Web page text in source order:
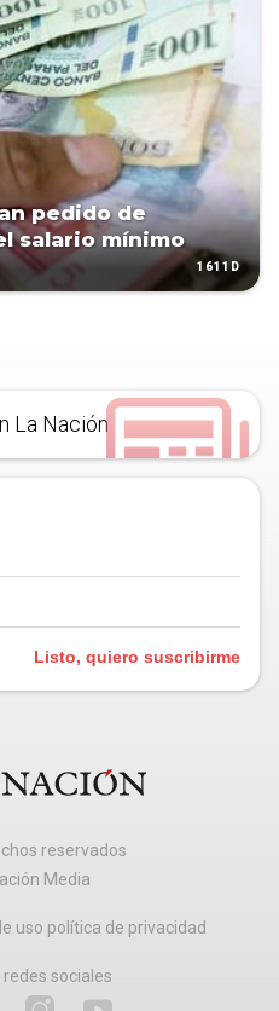
pedido de
salario mínimo
1611D
La Nación
Listo, quiero suscribirme
reservados
Media
uso política de privacidad
sociales